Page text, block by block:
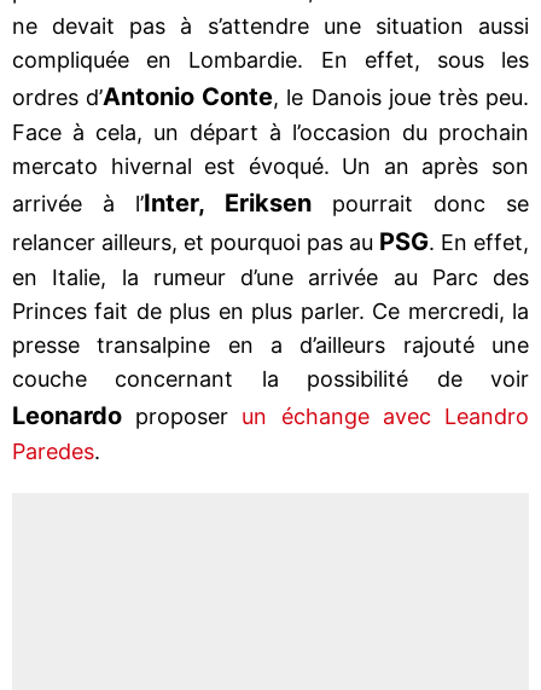
ne devait pas à s’attendre une situation aussi
compliquée en Lombardie. En effet, sous les
ordres d’Antonio Conte, le Danois joue très peu.
Face à cela, un départ à l’occasion du prochain
mercato hivernal est évoqué. Un an après son
arrivée à l’Inter, Eriksen pourrait donc se
relancer ailleurs, et pourquoi pas au PSG. En effet,
en Italie, la rumeur d’une arrivée au Parc des
Princes fait de plus en plus parler. Ce mercredi, la
presse transalpine en a d’ailleurs rajouté une
couche concernant la possibilité de voir
Leonardo proposer un échange avec Leandro
Paredes.